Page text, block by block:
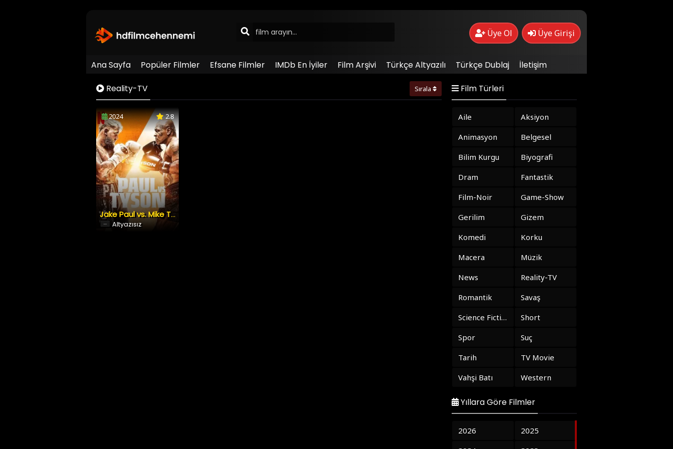
Üye Ol Üye Girişi
Ana Sayfa Popüler Filmler Efsane Filmler IMDb En İyiler Film Arşivi Türkçe Altyazılı Türkçe Dublaj İletişim
Reality-TV Sırala
2024 2.8
Jake Paul vs. Mike Tyson
Altyazısız
Film Türleri
Aile
Aksiyon
Animasyon
Belgesel
Bilim Kurgu
Biyografi
Dram
Fantastik
Film-Noir
Game-Show
Gerilim
Gizem
Komedi
Korku
Macera
Müzik
News
Reality-TV
Romantik
Savaş
Science Fiction
Short
Spor
Suç
Tarih
TV Movie
Vahşi Batı
Western
Yıllara Göre Filmler
2026
2025